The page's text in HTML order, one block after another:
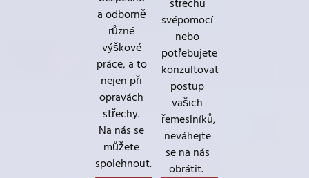
a odborně
různé
výškové
práce, a to
nejen při
opravách
střechy.
Na nás se
můžete
spolehnout.
střechu
svépomocí
nebo
potřebujete
konzultovat
postup
vašich
řemeslníků,
neváhejte
se na nás
obrátit.